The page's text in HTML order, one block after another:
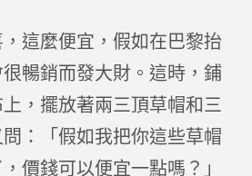
這麼便宜，假如在巴黎抬
暢銷而發大財。這時，鋪
，擺放著兩三頂草帽和三
：「假如我把你這些草帽
價錢可以便宜一點嗎？」